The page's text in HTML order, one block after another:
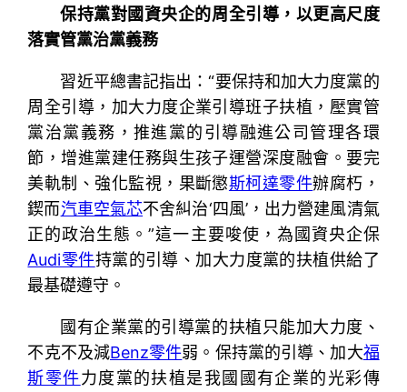
保持黨對國資央企的周全引導，以更高尺度
落實管黨治黨義務
習近平總書記指出：“要保持和加大力度黨的
周全引導，加大力度企業引導班子扶植，壓實管
黨治黨義務，推進黨的引導融進公司管理各環
節，增進黨建任務與生孩子運營深度融會。要完
美軌制、強化監視，果斷懲斯柯達零件辦腐朽，
鍥而汽車空氣芯不舍糾治‘四風’，出力營建風清氣
正的政治生態。”這一主要唆使，為國資央企保
Audi零件持黨的引導、加大力度黨的扶植供給了
最基礎遵守。
國有企業黨的引導黨的扶植只能加大力度、
不克不及減Benz零件弱。保持黨的引導、加大福
斯零件力度黨的扶植是我國國有企業的光彩傳